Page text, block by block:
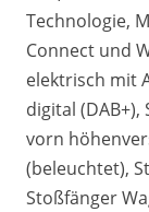
Technologie,
Connect und
elektrisch mit
digital (DAB+),
vorn
(beleuchtet),
Stoßfänger